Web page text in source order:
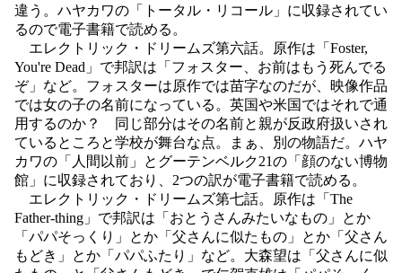
違う。ハヤカワの「トータル・リコール」に収録されてい
るので電子書籍で読める。
エレクトリック・ドリームズ第六話。原作は「Foster,
You're Dead」で邦訳は「フォスター、お前はもう死んでる
ぞ」など。フォスターは原作では苗字なのだが、映像作品
では女の子の名前になっている。英国や米国ではそれで通
用するのか？ 同じ部分はその名前と親が反政府扱いされ
ているところと学校が舞台な点。まぁ、別の物語だ。ハヤ
カワの「人間以前」とグーテンベルク21の「顔のない博物
館」に収録されており、2つの訳が電子書籍で読める。
エレクトリック・ドリームズ第七話。原作は「The
Father-thing」で邦訳は「おとうさんみたいなもの」とか
「パパそっくり」とか「父さんに似たもの」とか「父さん
もどき」とか「パパふたり」など。大森望は「父さんに似